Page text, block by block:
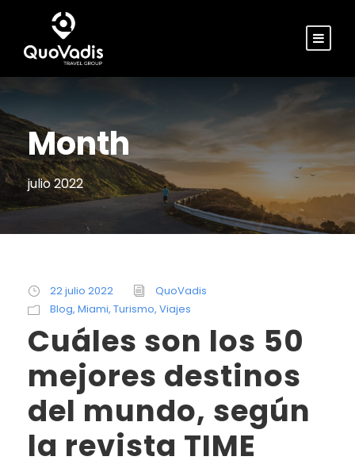
Month
julio 2022
22 julio 2022
QuoVadis
Blog, Miami, Turismo, Viajes
Cuáles son los 50
mejores destinos
del mundo, según
la revista TIME